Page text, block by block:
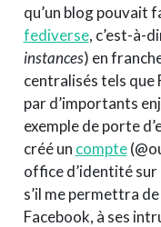
qu’un blog pouvait
fediverse, c’est-à-
instances) en
centralisés tels que
par d’importants
exemple de porte
créé un compte
office d’identité sur
s’il me permettra
Facebook, à ses